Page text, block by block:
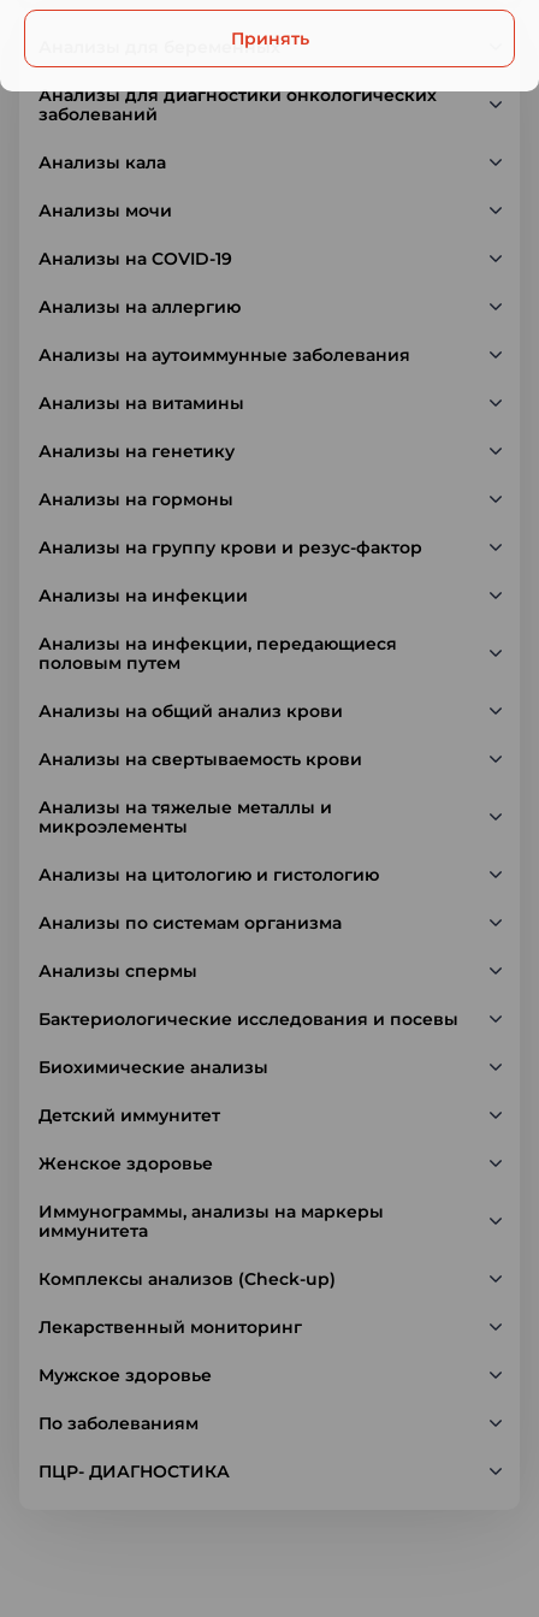
Анализы для беременных
Анализы для диагностики онкологических
заболеваний
Анализы кала
Анализы мочи
Анализы на COVID-19
Анализы на аллергию
Анализы на аутоиммунные заболевания
Анализы на витамины
Анализы на генетику
Анализы на гормоны
Анализы на группу крови и резус-фактор
Анализы на инфекции
Анализы на инфекции, передающиеся
половым путем
Анализы на общий анализ крови
Анализы на свертываемость крови
Анализы на тяжелые металлы и
микроэлементы
Анализы на цитологию и гистологию
Анализы по системам организма
Анализы спермы
Бактериологические исследования и посевы
Биохимические анализы
Детский иммунитет
Женское здоровье
Иммунограммы, анализы на маркеры
иммунитета
Комплексы анализов (Check-up)
Лекарственный мониторинг
Мужское здоровье
По заболеваниям
ПЦР- ДИАГНОСТИКА
Принять